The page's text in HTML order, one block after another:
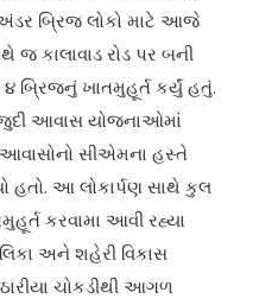
બ્રિજ લોકો માટે આજે
કાલાવાડ રોડ પર બની
બ્રિજનું ખાતમુહૂર્ત કર્યું હતું.
જુદી આવાસ યોજનાઓમાં
આવાસોનો સીએમના હસ્તે
હતો. આ લોકાર્પણ સાથે કુલ
કરવામા આવી રહ્યા
અને શહેરી વિકાસ
ચોકડીથી આગળ